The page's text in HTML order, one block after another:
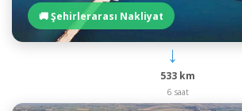
🚚 Şehirlerarası Nakliyat
→
533 km
6 saat